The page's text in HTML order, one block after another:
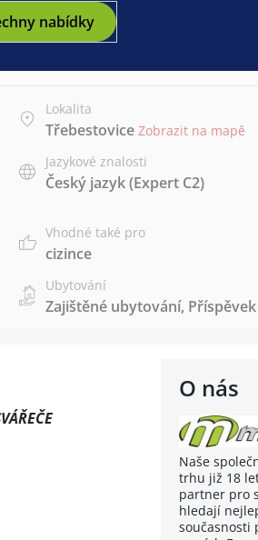
nabídky
Lokalita
Třebestovice Zobrazit na mapě
Jazykové znalosti
Český jazyk(Expert C2)
Vhodné také pro
cizince
Ubytování
Zajištěné ubytování,
O nás
Naše
trhu již 18
partner pro
hledají
současnosti